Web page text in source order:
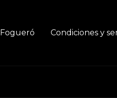
Fogueró Condiciones y